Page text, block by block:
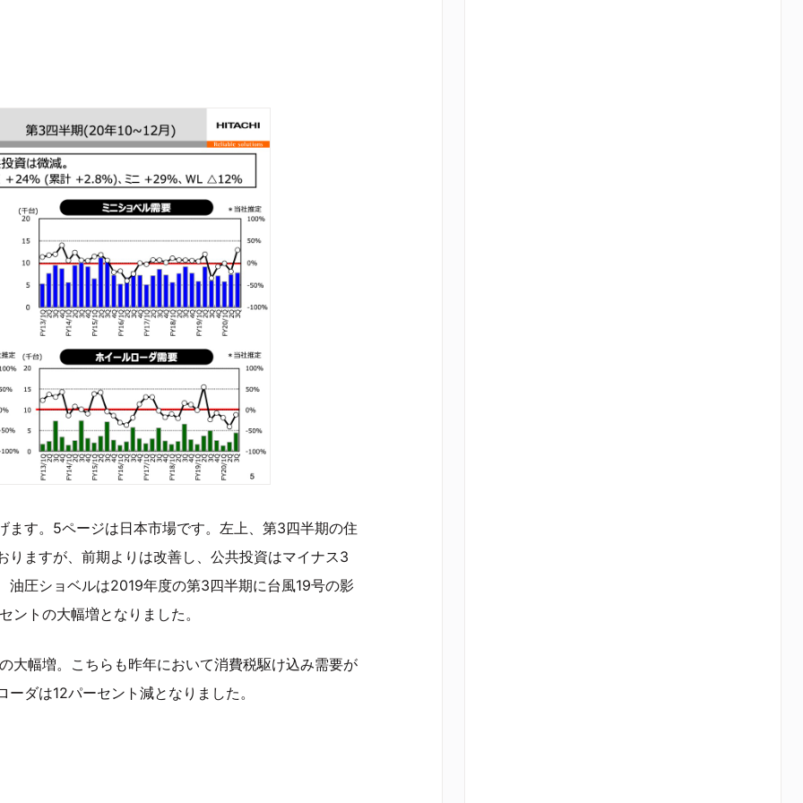
す。5ページは日本市場です。左上、第3四半期の住
ますが、前期よりは改善し、公共投資はマイナス3
圧ショベルは2019年度の第3四半期に台風19号の影
トの大幅増となりました。
大幅増。こちらも昨年において消費税駆け込み需要が
ダは12パーセント減となりました。